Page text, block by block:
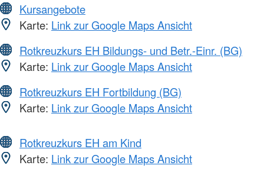
Kursangebote
Karte: Link zur Google Maps Ansicht
Rotkreuzkurs EH Bildungs- und Betr.-Einr. (BG)
Karte: Link zur Google Maps Ansicht
Rotkreuzkurs EH Fortbildung (BG)
Karte: Link zur Google Maps Ansicht
Rotkreuzkurs EH am Kind
Karte: Link zur Google Maps Ansicht